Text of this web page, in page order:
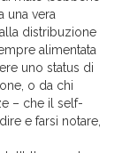
una vera
distribuzione
alimentata
uno status di
o da chi
– che il self-
e farsi notare,